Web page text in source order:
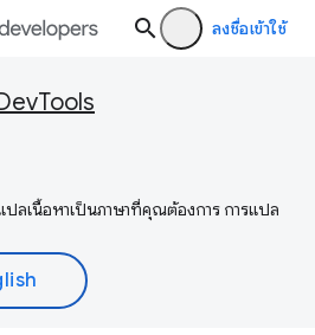
ลงชื่อเข้าใช้
ปลเนื้อหาเป็นภาษาที่คุณต้องการ การแปล